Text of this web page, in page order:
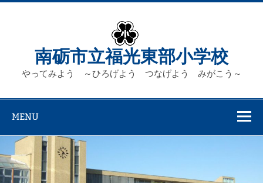
Skip
南砺市立福光東部小学校
やってみよう ～ひろげよう つなげよう みがこう～
MENU